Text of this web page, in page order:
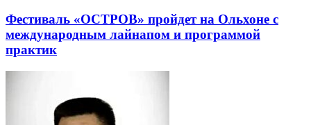
Фестиваль «ОСТРОВ» пройдет на Ольхоне с
международным лайнапом и программой
практик